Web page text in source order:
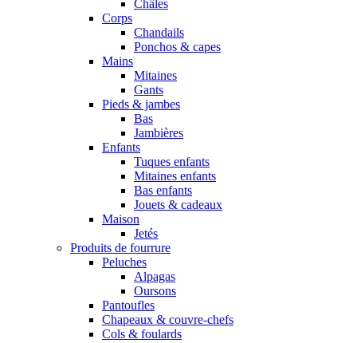
Châles
Corps
Chandails
Ponchos & capes
Mains
Mitaines
Gants
Pieds & jambes
Bas
Jambières
Enfants
Tuques enfants
Mitaines enfants
Bas enfants
Jouets & cadeaux
Maison
Jetés
Produits de fourrure
Peluches
Alpagas
Oursons
Pantoufles
Chapeaux & couvre-chefs
Cols & foulards